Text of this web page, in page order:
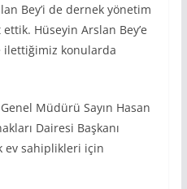
Bey’i de dernek yönetim
Hüseyin Arslan Bey’e
ilettiğimiz konularda
Müdürü Sayın Hasan
Dairesi Başkanı
ev sahiplikleri için